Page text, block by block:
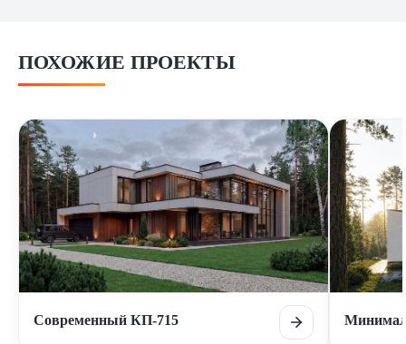
ПОХОЖИЕ ПРОЕКТЫ
Современный КП-715